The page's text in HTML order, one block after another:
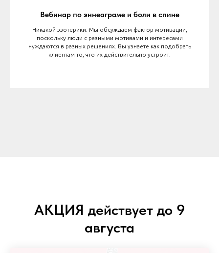
Вебинар по эннеаграме и боли в спине
Никакой эзотерики. Мы обсуждаем фактор мотивации,
поскольку люди с разными мотивами и интересами
нуждаются в разных решениях. Вы узнаете как подобрать
клиентам то, что их действительно устроит.
АКЦИЯ действует до 9
августа